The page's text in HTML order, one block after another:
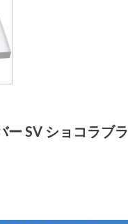
SV ショコラブラ